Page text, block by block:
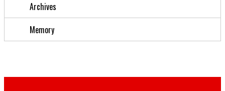
Archives
Memory